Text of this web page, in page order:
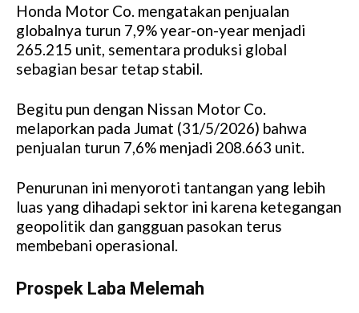
Honda Motor Co. mengatakan penjualan
globalnya turun 7,9% year-on-year menjadi
265.215 unit, sementara produksi global
sebagian besar tetap stabil.
Begitu pun dengan Nissan Motor Co.
melaporkan pada Jumat (31/5/2026) bahwa
penjualan turun 7,6% menjadi 208.663 unit.
Penurunan ini menyoroti tantangan yang lebih
luas yang dihadapi sektor ini karena ketegangan
geopolitik dan gangguan pasokan terus
membebani operasional.
Prospek Laba Melemah